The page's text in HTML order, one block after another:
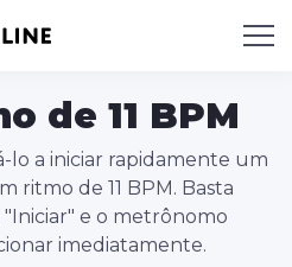
de 11 BPM
lo a iniciar rapidamente um
ritmo de 11 BPM. Basta
e o metrônomo
imediatamente.